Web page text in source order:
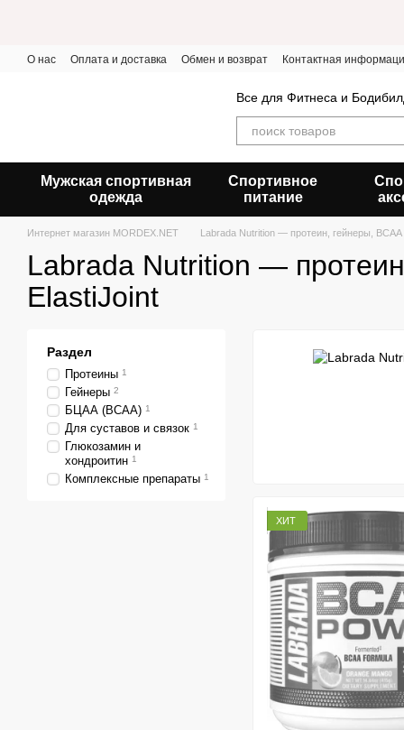
О нас Оплата и доставка Обмен и возврат Контактная
Все для Фитнеса и
Мужская спортивная
одежда
Спортивное
питание
Интернет магазин MORDEX.NET Labrada Nutrition — протеин, гейнеры, BCAA
Labrada Nutrition —
ElastiJoint
ХИТ
Раздел
Протеины 1
Гейнеры 2
БЦАА (BCAA) 1
Для суставов и связок 1
Глюкозамин и
хондроитин 1
Комплексные препараты 1